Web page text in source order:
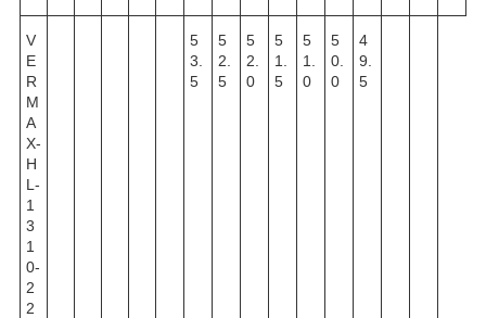
V
E
R
M
A
X-
H
L-
1
3
1
0-
2
2
5
3.
5
5
2.
5
5
2.
0
5
1.
5
5
1.
0
5
0.
0
4
9.
5